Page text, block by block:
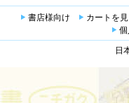
書店様向け カートを
日